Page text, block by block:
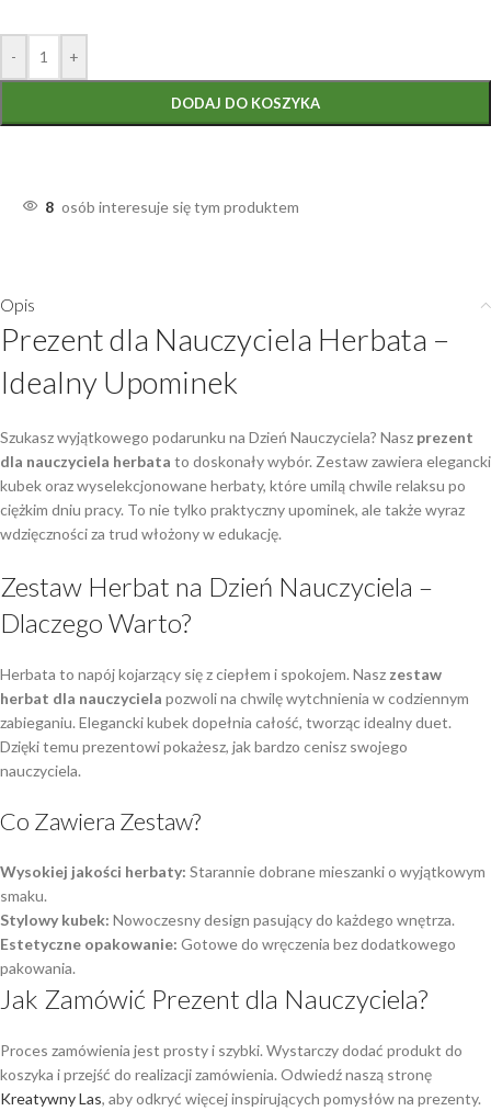
- +
DODAJ DO KOSZYKA
8 osób interesuje się tym produktem
Opis
Prezent dla Nauczyciela Herbata –
Idealny Upominek
Szukasz wyjątkowego podarunku na Dzień Nauczyciela? Nasz prezent
dla nauczyciela herbata to doskonały wybór. Zestaw zawiera elegancki
kubek oraz wyselekcjonowane herbaty, które umilą chwile relaksu po
ciężkim dniu pracy. To nie tylko praktyczny upominek, ale także wyraz
wdzięczności za trud włożony w edukację.
Zestaw Herbat na Dzień Nauczyciela –
Dlaczego Warto?
Herbata to napój kojarzący się z ciepłem i spokojem. Naszzestaw
herbat dla nauczyciela pozwoli na chwilę wytchnienia w codziennym
zabieganiu. Elegancki kubek dopełnia całość, tworząc idealny duet.
Dzięki temu prezentowi pokażesz, jak bardzo cenisz swojego
nauczyciela.
Co Zawiera Zestaw?
Wysokiej jakości herbaty: Starannie dobrane mieszanki o wyjątkowym
smaku.
Stylowy kubek: Nowoczesny design pasujący do każdego wnętrza.
Estetyczne opakowanie: Gotowe do wręczenia bez dodatkowego
pakowania.
Jak Zamówić Prezent dla Nauczyciela?
Proces zamówienia jest prosty i szybki. Wystarczy dodać produkt do
koszyka i przejść do realizacji zamówienia. Odwiedź naszą stronę
Kreatywny Las, aby odkryć więcej inspirujących pomysłów na prezenty.